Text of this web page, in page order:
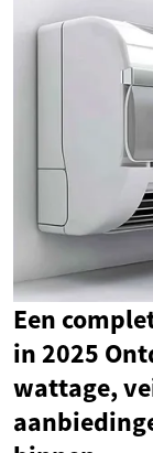
Een
in 2025
wattage,